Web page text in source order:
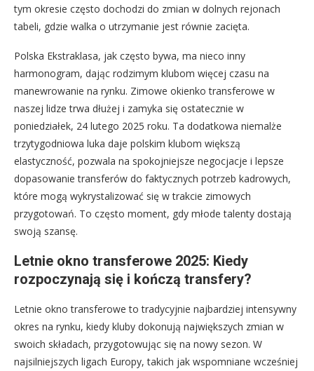
tym okresie często dochodzi do zmian w dolnych rejonach
tabeli, gdzie walka o utrzymanie jest równie zacięta.
Polska Ekstraklasa, jak często bywa, ma nieco inny
harmonogram, dając rodzimym klubom więcej czasu na
manewrowanie na rynku. Zimowe okienko transferowe w
naszej lidze trwa dłużej i zamyka się ostatecznie w
poniedziałek, 24 lutego 2025 roku. Ta dodatkowa niemalże
trzytygodniowa luka daje polskim klubom większą
elastyczność, pozwala na spokojniejsze negocjacje i lepsze
dopasowanie transferów do faktycznych potrzeb kadrowych,
które mogą wykrystalizować się w trakcie zimowych
przygotowań. To często moment, gdy młode talenty dostają
swoją szansę.
Letnie okno transferowe 2025: Kiedy
rozpoczynają się i kończą transfery?
Letnie okno transferowe to tradycyjnie najbardziej intensywny
okres na rynku, kiedy kluby dokonują największych zmian w
swoich składach, przygotowując się na nowy sezon. W
najsilniejszych ligach Europy, takich jak wspomniane wcześniej